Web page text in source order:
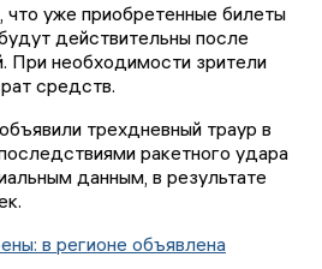
что уже приобретенные билеты
действительны после
При необходимости зрители
средств.
трехдневный траур в
ракетного удара
данным, в результате
в регионе объявлена